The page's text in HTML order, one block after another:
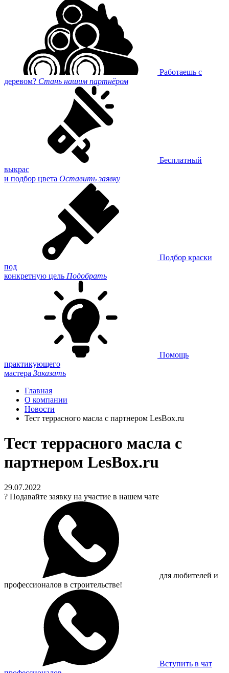
Работаешь с
деревом? Стань нашим партнёром
Бесплатный
выкрас
и подбор цвета Оставить заявку
Подбор краски
под
конкретную цель Подобрать
Помощь
практикующего
мастера Заказать
Главная
О компании
Новости
Тест террасного масла с партнером LesBox.ru
Тест террасного масла с
партнером LesBox.ru
29.07.2022
? Подавайте заявку на участие в нашем чате
для любителей и
профессионалов в строительстве!
Вступить в чат